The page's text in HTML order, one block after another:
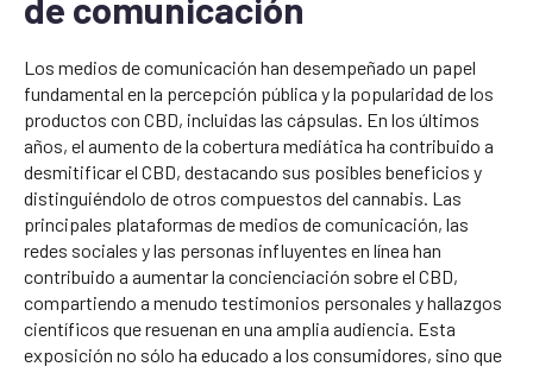
de comunicación
Los medios de comunicación han desempeñado un papel
fundamental en la percepción pública y la popularidad de los
productos con CBD, incluidas las cápsulas. En los últimos
años, el aumento de la cobertura mediática ha contribuido a
desmitificar el CBD, destacando sus posibles beneficios y
distinguiéndolo de otros compuestos del cannabis. Las
principales plataformas de medios de comunicación, las
redes sociales y las personas influyentes en línea han
contribuido a aumentar la concienciación sobre el CBD,
compartiendo a menudo testimonios personales y hallazgos
científicos que resuenan en una amplia audiencia. Esta
exposición no sólo ha educado a los consumidores, sino que